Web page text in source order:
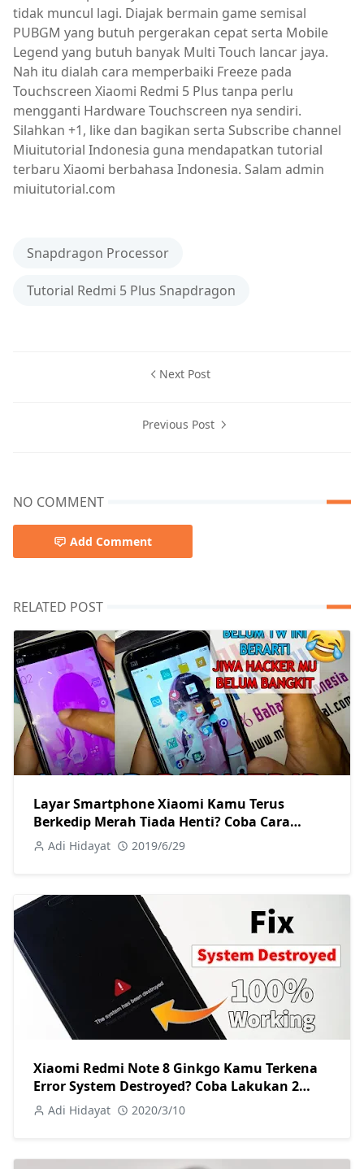
tidak muncul lagi. Diajak bermain game semisal
PUBGM yang butuh pergerakan cepat serta Mobile
Legend yang butuh banyak Multi Touch lancar jaya.
Nah itu dialah cara memperbaiki Freeze pada
Touchscreen Xiaomi Redmi 5 Plus tanpa perlu
mengganti Hardware Touchscreen nya sendiri.
Silahkan +1, like dan bagikan serta Subscribe channel
Miuitutorial Indonesia guna mendapatkan tutorial
terbaru Xiaomi berbahasa Indonesia. Salam admin
miuitutorial.com
Snapdragon Processor
Tutorial Redmi 5 Plus Snapdragon
Next Post
Previous Post
NO COMMENT
Add Comment
RELATED POST
Layar Smartphone Xiaomi Kamu Terus
Berkedip Merah Tiada Henti? Coba Cara
Memperbaiki Berikut! Tanpa Root Sama
Adi Hidayat 2019/6/29
Xiaomi Redmi Note 8 Ginkgo Kamu Terkena
Error System Destroyed? Coba Lakukan 2
Langkap Perbaikan Ini
Adi Hidayat 2020/3/10